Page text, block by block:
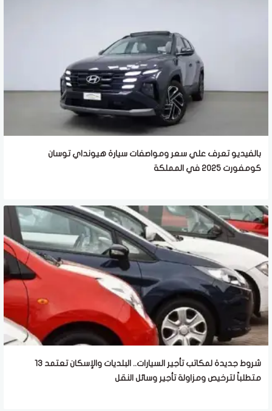
بالفيديو تعرف علي سعر ومواصفات سيارة هيونداي توسان
كومفورت 2025 في المملكة
شروط جديدة لمكاتب تأجير السيارات.. البلديات والإسكان تعتمد 13
متطلباً لترخيص ومزاولة تأجير وسائل النقل